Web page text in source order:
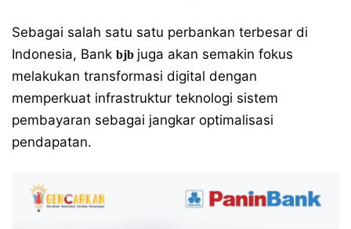
Sebagai salah satu satu perbankan terbesar di
Indonesia, Bank bjb juga akan semakin fokus
melakukan transformasi digital dengan
memperkuat infrastruktur teknologi sistem
pembayaran sebagai jangkar optimalisasi
pendapatan.